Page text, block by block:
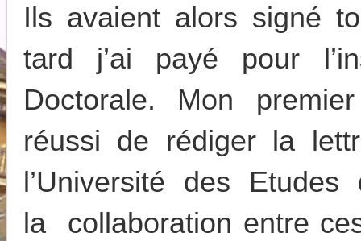
Ils avaient alors signé
tard j’ai payé pour
Doctorale. Mon
réussi de rédiger la
l’Université des
la collaboration entre